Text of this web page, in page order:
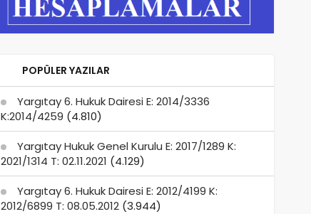
POPÜLER YAZILAR
Yargıtay 6. Hukuk Dairesi E: 2014/3336
K:2014/4259 (4.810)
Yargıtay Hukuk Genel Kurulu E: 2017/1289 K:
2021/1314 T: 02.11.2021 (4.129)
Yargıtay 6. Hukuk Dairesi E: 2012/4199 K:
2012/6899 T: 08.05.2012 (3.944)